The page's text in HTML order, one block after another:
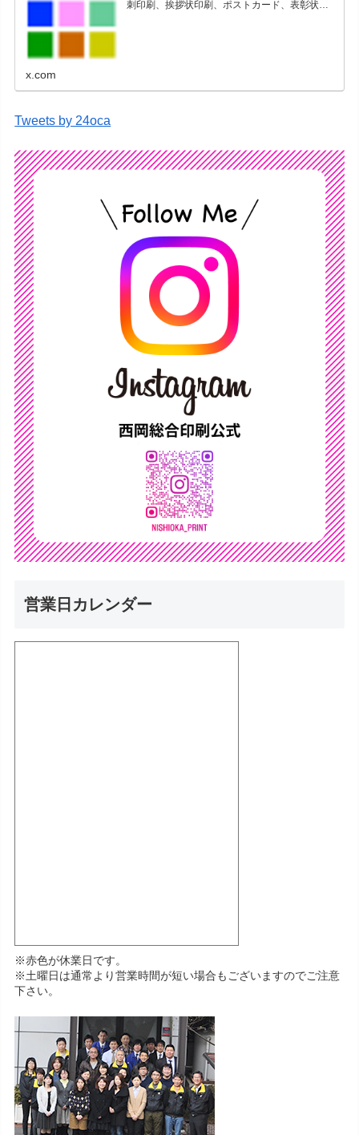
刺印刷、挨拶状印刷、ポストカード、表彰状印
x.com
Tweets by 24oca
営業日カレンダー
※赤色が休業日です。
※土曜日は通常より営業時間が短い場合もございますのでご注意
下さい。